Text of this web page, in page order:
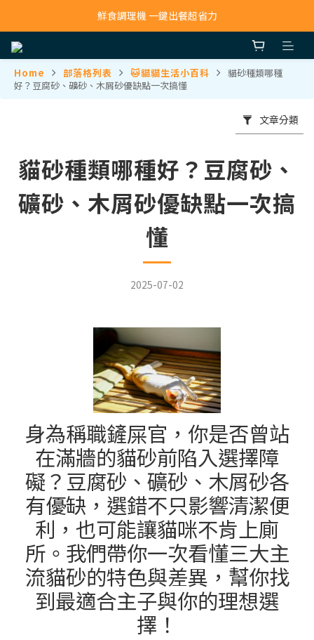
寵物吸毛機 吸毛清淨抗敏一次搞定
鮮食調理機 一鍵出餐超省力
Home 部落格列表 🐱貓貓生活小百科
貓砂種類哪種
好？豆腐砂、礦砂、木屑砂優缺點一次搞懂
文章分類
貓砂種類哪種好？豆腐砂、
礦砂、木屑砂優缺點一次搞
懂
2025-07-02
身為稱職鏟屎官，你是否曾站
在滿牆的貓砂前陷入選擇障
礙？豆腐砂、礦砂、木屑砂各
有優缺，選錯不只影響清潔便
利，也可能讓貓咪不肯上廁
所。我們帶你一次看懂三大主
流貓砂的特色與差異，幫你找
到最適合主子與你的理想選
擇！